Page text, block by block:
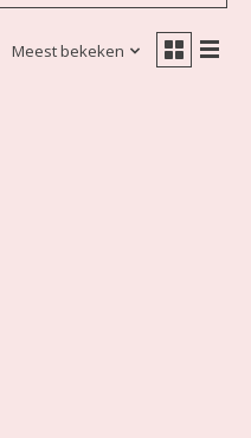
Meest bekeken